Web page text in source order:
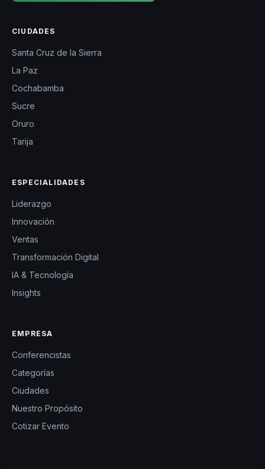
CIUDADES
Santa Cruz de la Sierra
La Paz
Cochabamba
Sucre
Oruro
Tarija
ESPECIALIDADES
Liderazgo
Innovación
Ventas
Transformación Digital
IA & Tecnología
Insights
EMPRESA
Conferencistas
Categorías
Ciudades
Nuestro Propósito
Cotizar Evento